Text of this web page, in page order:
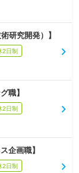
研究開発）】
2日制
職】
2日制
企画職】
2日制